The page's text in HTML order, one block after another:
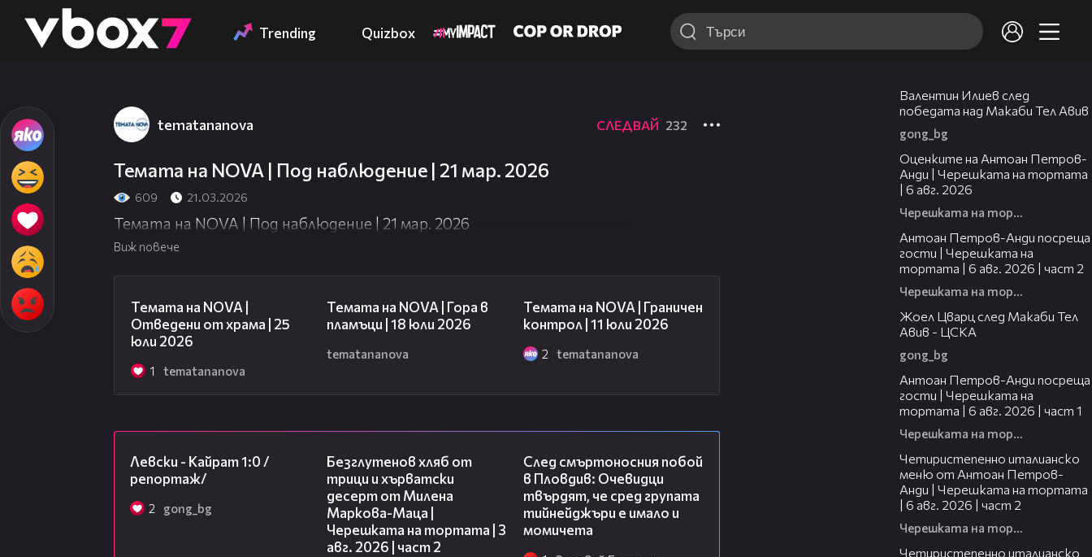
👾 Trending Quizbox
tematananova СЛЕДВАЙ 232
Темата на NOVA | Под наблюдение | 21 мар. 2026
609 21.03.2026
Темата на NOVA | Под наблюдение | 21 мар. 2026
Виж повече
Темата на NOVA |
Отведени от храма | 25
юли 2026
1 tematananova
Темата на NOVA | Гора в
пламъци | 18 юли 2026
tematananova
Темата на NOVA | Граничен
контрол | 11 юли 2026
2 tematananova
Левски - Кайрат 1:0 /
репортаж/
2 gong_bg
Безглутенов хляб от
трици и хърватски
десерт от Милена
Маркова-Маца |
Черешката на тортата | 3
авг. 2026 | част 2
След смъртоносния побой
в Пловдив: Очевидци
твърдят, че сред групата
тийнейджъри е имало и
момичета
Валентин Илиев след
победата над Макаби Тел Авив
gong_bg
Оценките на Антоан Петров-
Анди | Черешката на тортата
| 6 авг. 2026
Черешката на тортата
Антоан Петров-Анди посреща
гости | Черешката на
тортата | 6 авг. 2026 | част 2
Черешката на тортата
Жоел Цварц след Макаби Тел
Авив - ЦСКА
gong_bg
Антоан Петров-Анди посреща
гости | Черешката на
тортата | 6 авг. 2026 | част 1
Черешката на тортата
Четиристепенно италианско
меню от Антоан Петров-
Анди | Черешката на тортата
| 6 авг. 2026 | част 2
Черешката на тортата
Четиристепенно италианско